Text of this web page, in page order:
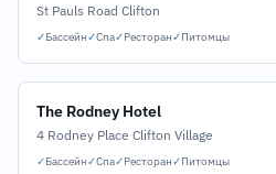
St Pauls Road Clifton
✓Бассейн✓Спа✓Ресторан✓Питомцы
The Rodney Hotel
4 Rodney Place Clifton Village
✓Бассейн✓Спа✓Ресторан✓Питомцы